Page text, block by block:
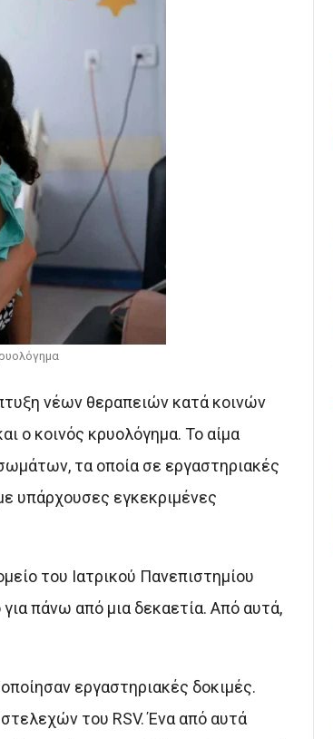
νέων θεραπειών κατά κοινών
ο κοινός κρυολόγημα. Το αίμα
τα οποία σε εργαστηριακές
υπάρχουσες εγκεκριμένες
του Ιατρικού Πανεπιστημίου
πάνω από μια δεκαετία. Από αυτά,
εργαστηριακές δοκιμές.
του RSV. Ένα από αυτά